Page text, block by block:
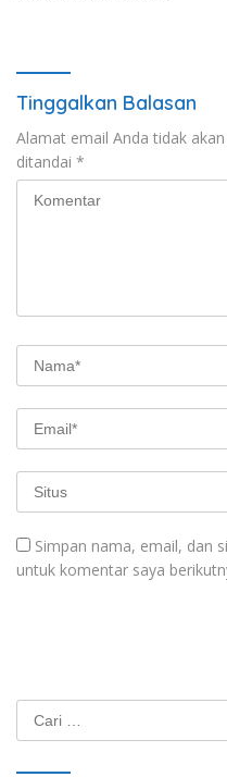
Tinggalkan Balasan
Alamat email Anda tidak
ditandai *
Simpan nama, email, dan
untuk komentar saya
Cari
untuk: